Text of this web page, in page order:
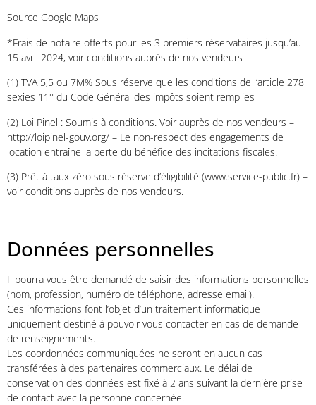
Source Google Maps
*Frais de notaire offerts pour les 3 premiers réservataires jusqu’au
15 avril 2024, voir conditions auprès de nos vendeurs
(1) TVA 5,5 ou 7Μ% Sous réserve que les conditions de l’article 278
sexies 11° du Code Général des impôts soient remplies
(2) Loi Pinel : Soumis à conditions. Voir auprès de nos vendeurs –
http://loipinel-gouv.org/ – Le non-respect des engagements de
location entraîne la perte du bénéfice des incitations fiscales.
(3) Prêt à taux zéro sous réserve d’éligibilité (www.service-public.fr) –
voir conditions auprès de nos vendeurs.
Données personnelles
Il pourra vous être demandé de saisir des informations personnelles
(nom, profession, numéro de téléphone, adresse email).
Ces informations font l’objet d’un traitement informatique
uniquement destiné à pouvoir vous contacter en cas de demande
de renseignements.
Les coordonnées communiquées ne seront en aucun cas
transférées à des partenaires commerciaux. Le délai de
conservation des données est fixé à 2 ans suivant la dernière prise
de contact avec la personne concernée.